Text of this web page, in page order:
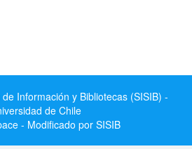
Información y Bibliotecas (SISIB) -
de Chile
- Modificado por SISIB